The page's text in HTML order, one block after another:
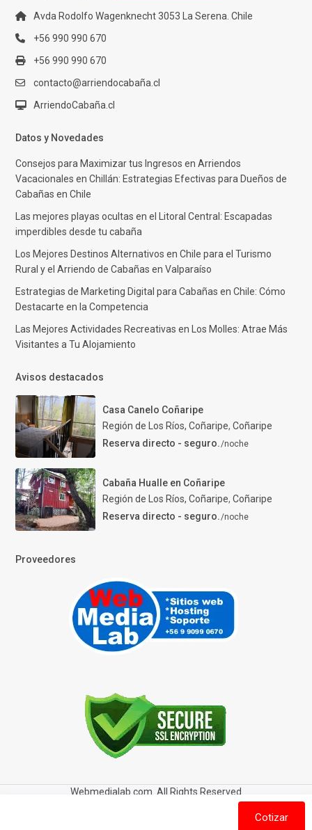
Avda Rodolfo Wagenknecht 3053 La Serena. Chile
+56 990 990 670
+56 990 990 670
contacto@arriendocabaña.cl
ArriendoCabaña.cl
Datos y Novedades
Consejos para Maximizar tus Ingresos en Arriendos
Vacacionales en Chillán: Estrategias Efectivas para Dueños de
Cabañas en Chile
Las mejores playas ocultas en el Litoral Central: Escapadas
imperdibles desde tu cabaña
Los Mejores Destinos Alternativos en Chile para el Turismo
Rural y el Arriendo de Cabañas en Valparaíso
Estrategias de Marketing Digital para Cabañas en Chile: Cómo
Destacarte en la Competencia
Las Mejores Actividades Recreativas en Los Molles: Atrae Más
Visitantes a Tu Alojamiento
Avisos destacados
Casa Canelo Coñaripe
Región de Los Ríos, Coñaripe, Coñaripe
Reserva directo - seguro./noche
Cabaña Hualle en Coñaripe
Región de Los Ríos, Coñaripe, Coñaripe
Reserva directo - seguro./noche
Proveedores
Webmedialab.com. All Rights Reserved
Política de privacidad
Política de Cookies
Cotizar